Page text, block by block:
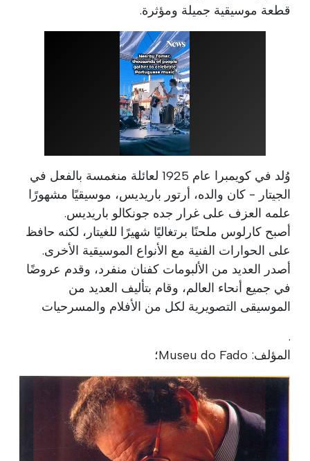
قطعة موسيقية جميلة ومؤثرة.
وُلد في كويمبرا عام 1925 لعائلة منغمسة بالفعل في
الجيتار - كان والده، أرتور باريديس، موسيقيًا مشهورًا
علمه العزف على غرار جده جونكالو باريديس.
أصبح كارلوس ملحنًا برتغاليًا شهيرًا للغيتار، لكنه حافظ
على الحوارات الفنية مع الأنواع الموسيقية الأخرى.
أصدر العديد من الألبومات كفنان منفرد، وقدم عروضًا
في جميع أنحاء العالم، وقام بتأليف العديد من
الموسيقى التصويرية لكل من الأفلام والمسرحيات
.
المؤلف: Museu do Fado؛